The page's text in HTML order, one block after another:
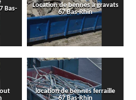
Bas-
Location de bennes à gravats
67 Bas-Rhin
location de bennes ferraille
67 Bas-Rhin